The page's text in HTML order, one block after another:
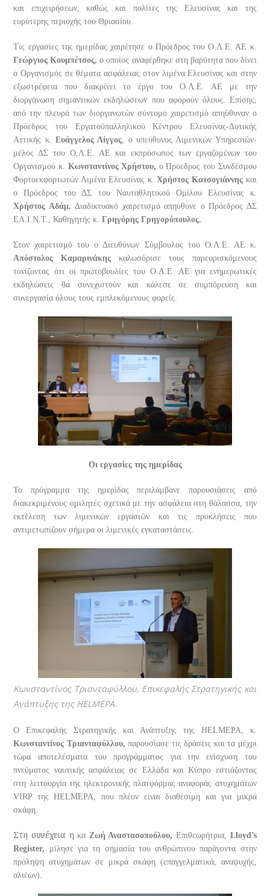
και επιχειρήσεων, καθώς και πολίτες της Ελευσίνας και της
ευρύτερης περιοχής του Θριασίου.
Τις εργασίες της ημερίδας χαιρέτησε ο Πρόεδρος του Ο.Λ.Ε. ΑΕ κ.
Γεώργιος Κουμπέτσος,ο οποίος αναφέρθηκε στη βαρύτητα που δίνει
ο Οργανισμός σε θέματα ασφάλειας στον λιμένα Ελευσίνας και στην
εξωστρέφεια που διακρίνει το έργο του Ο.Λ.Ε. ΑΕ με την
διοργάνωση σημαντικών εκδηλώσεων που αφορούν όλους. Επίσης,
από την πλευρά των διοργανωτών σύντομο χαιρετισμό απηύθυναν ο
Πρόεδρος του Εργατοϋπαλληλικού Κέντρου Ελευσίνας-Δυτικής
Αττικής κ.Ευάγγελος Λίγγος , ο υπεύθυνος Λιμενικών Υπηρεσιών-
μέλος ΔΣ του Ο.Λ.Ε. ΑΕ και εκπρόσωπος των εργαζομένων του
Οργανισμού κ. Κωνσταντίνος Χρήστου, ο Πρόεδρος του Συνδέσμου
Φορτοεκφορτωτών Λιμένα Ελευσίνας κ.Χρήστος Κατσογιάννης και
ο Πρόεδρος του ΔΣ του Ναυταθλητικού Ομίλου Ελευσίνας κ.
Χρήστος Αδάμ. Διαδικτυακό χαιρετισμό απηύθυνε ο Πρόεδρος ΔΣ
ΕΛ.Ι.Ν.Τ., Καθηγητής κ. Γρηγόρης Γρηγορόπουλος.
Στον χαιρετισμό του ο Διευθύνων Σύμβουλος του Ο.Λ.Ε. ΑΕ κ.
Απόστολος Καμαρινάκης καλωσόρισε τους παρευρισκόμενους
τονίζοντας ότι οι πρωτοβουλίες του Ο.Λ.Ε. ΑΕ για ενημερωτικές
εκδηλώσεις θα συνεχιστούν και κάλεσε σε συμπόρευση και
συνεργασία όλους τους εμπλεκόμενους φορείς.
Οι εργασίες της ημερίδας
Το πρόγραμμα της ημερίδας περιλάμβανε παρουσιάσεις από
διακεκριμένους ομιλητές σχετικά με την ασφάλεια στη θάλασσα, την
εκτέλεση των λιμενικών εργασιών και τις προκλήσεις που
αντιμετωπίζουν σήμερα οι λιμενικές εγκαταστάσεις.
Κωνσταντίνος Τριανταφύλλου, Eπικεφαλής Στρατηγικής και
Ανάπτυξης της HELMEPA.
Ο Επικεφαλής Στρατηγικής και Ανάπτυξης της HELMEPA, κ.
Κωνσταντίνος Τριανταφύλλου,παρουσίασε τις δράσεις και τα μέχρι
τώρα αποτελέσματα του προγράμματος για την ενίσχυση του
πνεύματος ναυτικής ασφάλειας σε Ελλάδα και Κύπρο εστιάζοντας
στη λειτουργία της ηλεκτρονικής πλατφόρμας αναφοράς ατυχημάτων
VIRP της HELMEPA, που πλέον είναι διαθέσιμη και για μικρά
σκάφη.
Στη συνέχεια η κα Ζωή Αναστασοπούλου, Eπιθεωρήτρια, Lloyd’s
Register, μίλησε για τη σημασία του ανθρώπινου παράγοντα στην
πρόληψη ατυχημάτων σε μικρά σκάφη (επαγγελματικά, αναψυχής,
αλιέων).